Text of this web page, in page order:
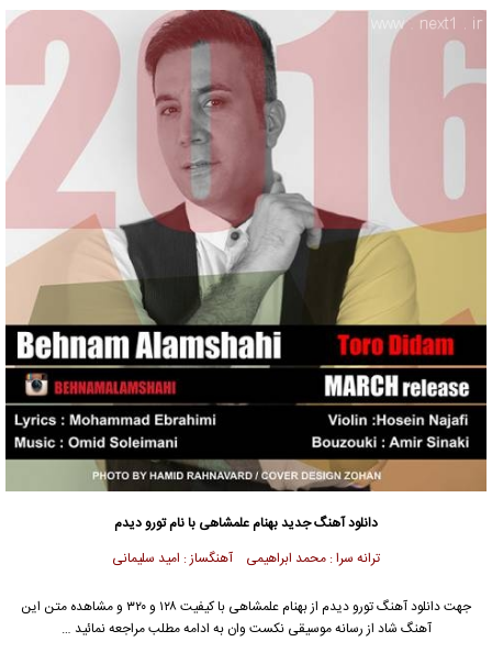
دانلود آهنگ جدیدبهنام علمشاهی با نام تورو دیدم
ترانه سرا : محمد ابراهیمی آهنگساز : امید سلیمانی
جهت دانلود آهنگ تورو دیدم ازبهنام علمشاهی
با کیفیت ۱۲۸ و ۳۲۰ و مشاهده متن این
آهنگ شاد از رسانه موسیقی نکست وان به ادامه مطلب مراجعه نمائید …